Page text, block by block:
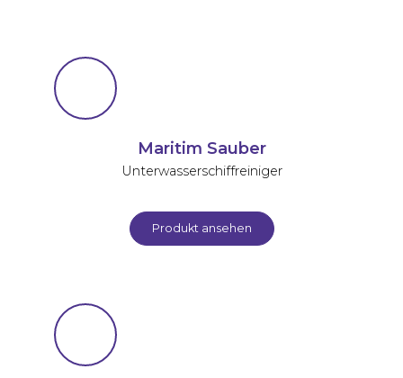
Maritim Sauber
Unterwasserschiffreiniger
Produkt ansehen